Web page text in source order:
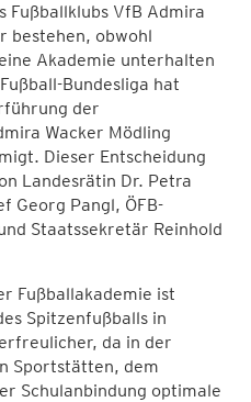
Fußballklubs VfB Admira
bestehen, obwohl
Akademie unterhalten
Bundesliga hat
der
Wacker Mödling
Dieser Entscheidung
Landesrätin Dr. Petra
Georg Pangl, ÖFB-
Staatssekretär Reinhold
Fußballakademie ist
Spitzenfußballs in
da in der
Sportstätten, dem
Schulanbindung optimale